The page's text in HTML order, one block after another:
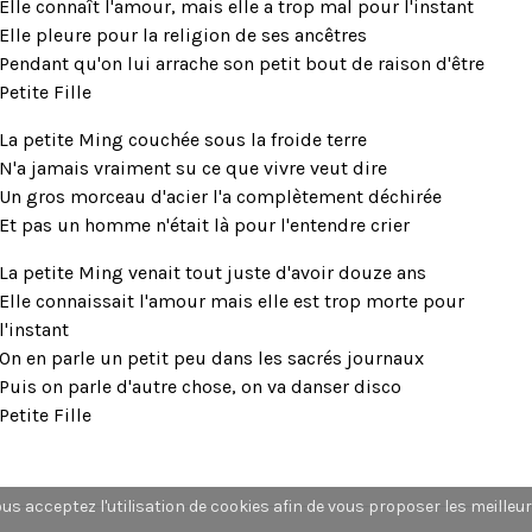
Elle connaît l'amour, mais elle a trop mal pour l'instant
Elle pleure pour la religion de ses ancêtres
Pendant qu'on lui arrache son petit bout de raison d'être
Petite Fille
La petite Ming couchée sous la froide terre
N'a jamais vraiment su ce que vivre veut dire
Un gros morceau d'acier l'a complètement déchirée
Et pas un homme n'était là pour l'entendre crier
La petite Ming venait tout juste d'avoir douze ans
Elle connaissait l'amour mais elle est trop morte pour
l'instant
On en parle un petit peu dans les sacrés journaux
Puis on parle d'autre chose, on va danser disco
Petite Fille
acceptez l'utilisation de cookies afin de vous proposer les